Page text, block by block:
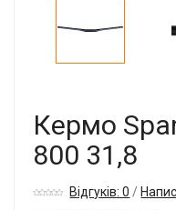
Кермо
800 31,8
Відгуків: 0 /